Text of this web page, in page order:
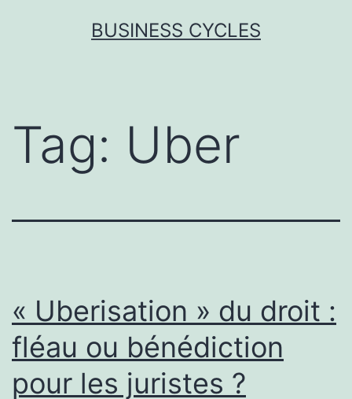
BUSINESS CYCLES
Tag: Uber
« Uberisation » du droit :
fléau ou bénédiction
pour les juristes ?